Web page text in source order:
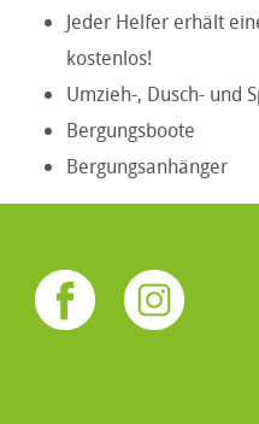
Jeder Helfer erhält
kostenlos!
Umzieh-, Dusch- und
Bergungsboote
Bergungsanhänger